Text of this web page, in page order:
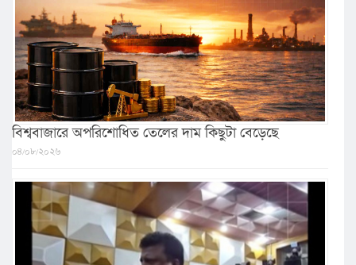
বিশ্ববাজারে অপরিশোধিত তেলের দাম কিছুটা বেড়েছে
০৪/০৮/২০২৬